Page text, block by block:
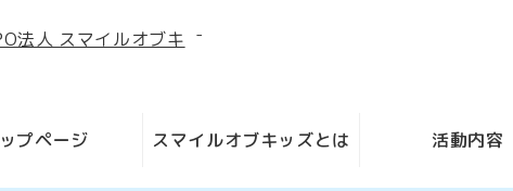
-
プページ スマイルオブキッズとは 活動内容